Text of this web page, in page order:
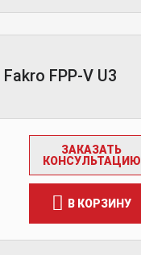
FPP-V U3
ЗАКАЗАТЬ
КОНСУЛЬТАЦИЮ
В КОРЗИНУ